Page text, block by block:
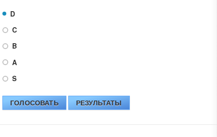
D
C
B
A
S
ГОЛОСОВАТЬ РЕЗУЛЬТАТЫ